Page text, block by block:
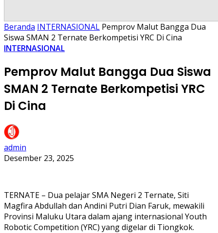
Beranda INTERNASIONAL Pemprov Malut Bangga Dua
Siswa SMAN 2 Ternate Berkompetisi YRC Di Cina
INTERNASIONAL
Pemprov Malut Bangga Dua Siswa
SMAN 2 Ternate Berkompetisi YRC
Di Cina
admin
Desember 23, 2025
TERNATE – Dua pelajar SMA Negeri 2 Ternate, Siti
Magfira Abdullah dan Andini Putri Dian Faruk, mewakili
Provinsi Maluku Utara dalam ajang internasional Youth
Robotic Competition (YRC) yang digelar di Tiongkok.